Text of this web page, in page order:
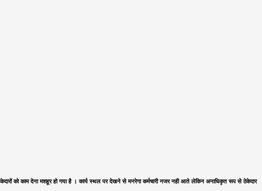
ठेकेदारों को काम देना मशहूर हो गया है । कार्य स्थल पर देखने से मनरेगा कर्मचारी नजर नही आते लेकिन अनाधिकृत रूप से ठेकेदार